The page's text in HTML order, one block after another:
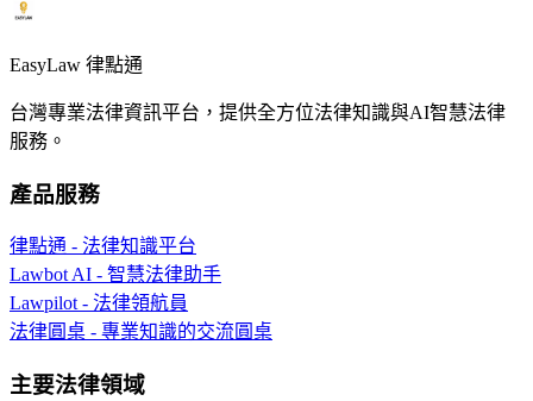
EasyLaw 律點通
台灣專業法律資訊平台，提供全方位法律知識與AI智慧法律
服務。
產品服務
律點通 - 法律知識平台
Lawbot AI - 智慧法律助手
Lawpilot - 法律領航員
法律圓桌 - 專業知識的交流圓桌
主要法律領域